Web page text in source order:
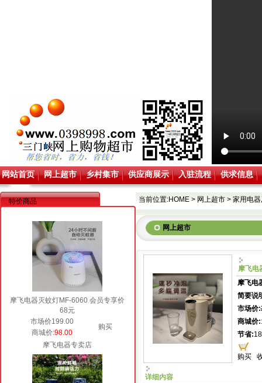
网站首页 网上超市 乡村集市 供应商展示 入驻流程 供求信息
特价商品
摩飞电器灭蚊灯MF-6060 会员专享价
68元
市场价199.00
购买
商城价:98.00
摩飞电器专卖店
当前位置:HOME > 网上超市 > 家用电
网上超市
摩飞电
摩飞电
简要说
市场价:
商城价:
节省:
购买
详细内容